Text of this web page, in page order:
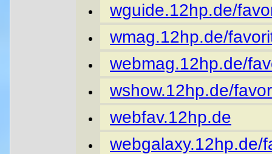
wguide.12hp.de/
wmag.12hp.de/
webmag.12hp.de/
wshow.12hp.de/
webfav.12hp.de
webgalaxy.12hp.de/